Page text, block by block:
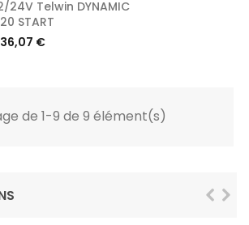
24V Telwin DYNAMIC
START
€
de 1-9 de 9 élément(s)